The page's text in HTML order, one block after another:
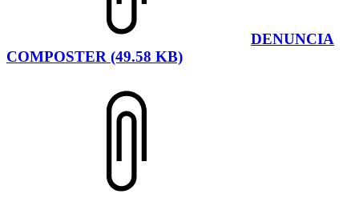
DENUNCIA
COMPOSTER (49.58 KB)